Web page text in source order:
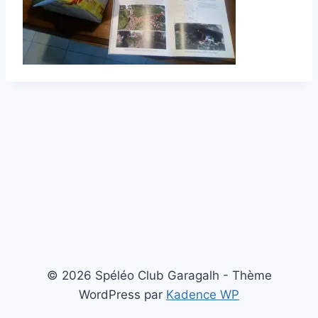
© 2026 Spéléo Club Garagalh - Thème
WordPress par Kadence WP